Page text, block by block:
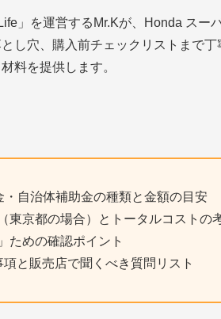
」を運営するMr.Kが、Honda スー
し穴、購入前チェックリストまで
料を提供します。
自治体補助金の種類と金額の目安
東京都の場合）とトータルコストの
ための確認ポイント
と販売店で聞くべき質問リスト